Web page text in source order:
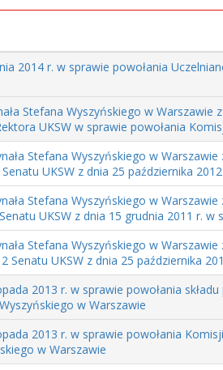
2014 r. w sprawie powołania
Stefana Wyszyńskiego w Warszawie
UKSW w sprawie powołania
Stefana Wyszyńskiego w Warszawie
UKSW z dnia 25 października 2012
Stefana Wyszyńskiego w Warszawie
UKSW z dnia 15 grudnia 2011 r. w
Stefana Wyszyńskiego w Warszawie
UKSW z dnia 25 października
2013 r. w sprawie powołania składu
w Warszawie
2013 r. w sprawie powołania
w Warszawie